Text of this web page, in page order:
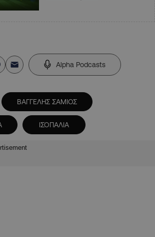
Alpha Podcasts
ΒΑΓΓΕΛΗΣ ΣΑΜΙΟΣ
ΙΣΟΠΑΛΙΑ